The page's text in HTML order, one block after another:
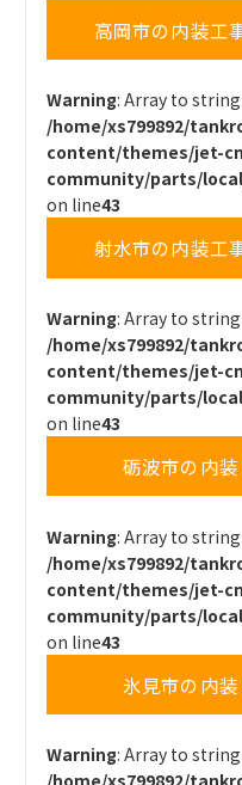
高岡市の内装工
Warning: Array to
/home/xs799892/
content/themes/jet-
community/parts/
on line43
射水市の内装工
Warning: Array to
/home/xs799892/
content/themes/jet-
community/parts/
on line43
砺波市の内
Warning: Array to
/home/xs799892/
content/themes/jet-
community/parts/
on line43
氷見市の内
Warning: Array to